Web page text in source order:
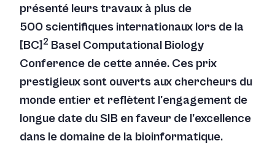
présenté leurs travaux à plus de
500 scientifiques internationaux lors de la
[BC]2 Basel Computational Biology
Conference de cette année. Ces prix
prestigieux sont ouverts aux chercheurs du
monde entier et reflètent l'engagement de
longue date du SIB en faveur de l'excellence
dans le domaine de la bioinformatique.